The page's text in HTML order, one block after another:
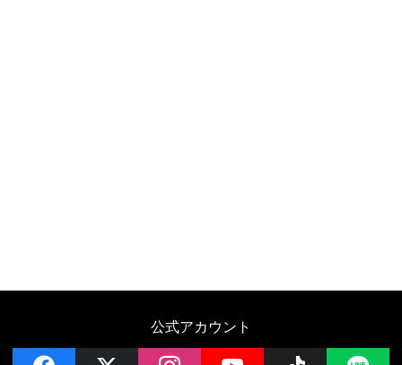
公式アカウント